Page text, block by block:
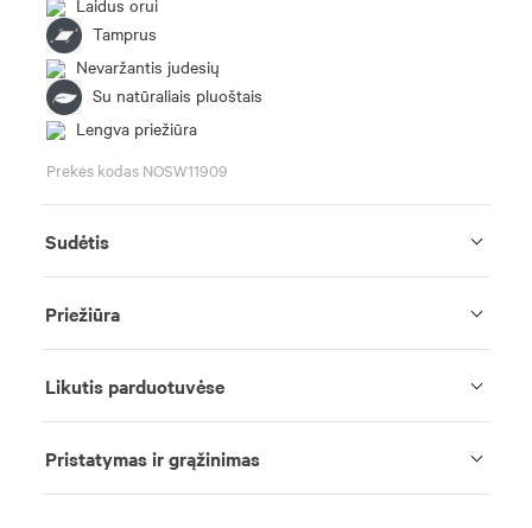
Laidus orui
Tamprus
Nevaržantis judesių
Su natūraliais pluoštais
Lengva priežiūra
Prekės kodas NOSW11909
Sudėtis
Priežiūra
Likutis parduotuvėse
Pristatymas ir grąžinimas